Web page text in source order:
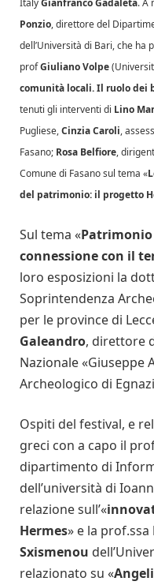
ItalyGianfranco Gadaleta. A
Ponzio, direttore del
dell’Università di Bari, che
profGiuliano Volpe
comunità locali. Il ruolo dei
tenuti gli interventi di Lino
Pugliese,Cinzia Caroli,
Fasano; Rosa Belfiore,
Comune di Fasano sul tema «
del patrimonio: il progetto
Sul tema «
connessione con il
loro esposizioni la
Soprintendenza
per le province di
Galeandro, direttore
Nazionale «Giuseppe
Archeologico di
Ospiti del festival, e
greci con a capo il
dipartimento di
dell’università di
relazione sull’«
Hermes» e la prof.ssa
Sxismenou
relazionato su «